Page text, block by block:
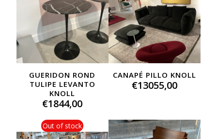
GUERIDON ROND
TULIPE LEVANTO
KNOLL
€1844,00
CANAPÉ PILLO KNOLL
€13055,00
Out of stock